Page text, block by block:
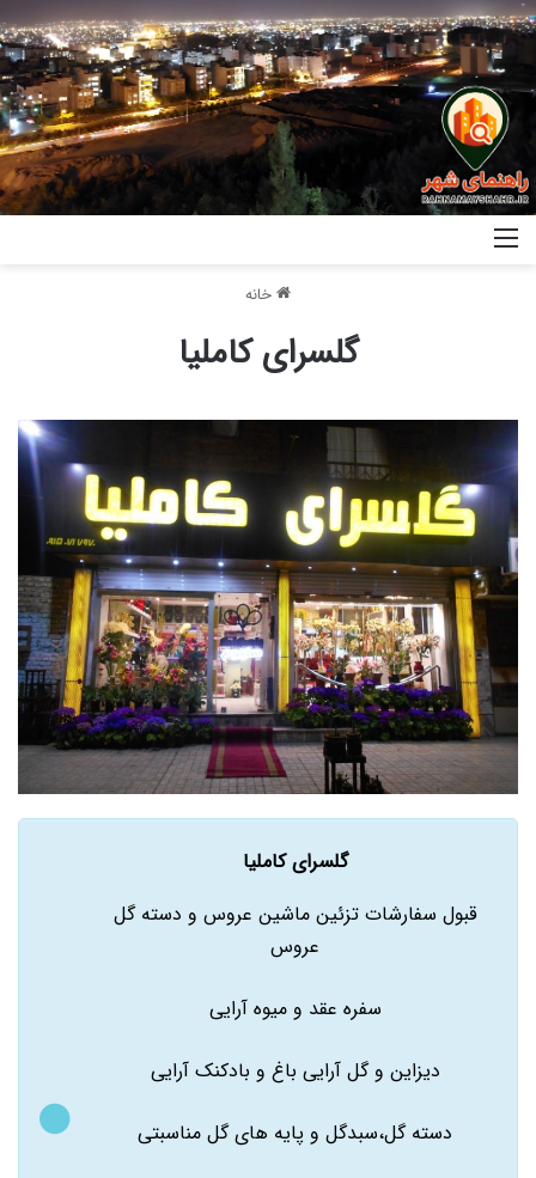
خانه
گلسرای کاملیا
گلسرای کاملیا
قبول سفارشات تزئین ماشین عروس و دسته گل
عروس
سفره عقد و میوه آرایی
دیزاین و گل آرایی باغ و بادکنک آرایی
دسته گل،سبدگل و پایه های گل مناسبتی